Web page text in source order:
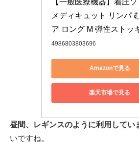
【一般医療機器】着圧
メディキュット リンパ
ア ロング M 弾性ストッ
4986803803696
Amazonで見る
楽天市場で見る
昼間、レギンスのように利用してい
いですね。